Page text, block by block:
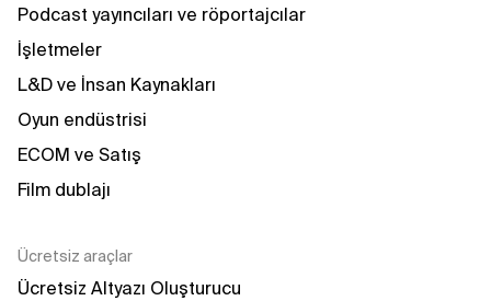
Podcast yayıncıları ve röportajcılar
İşletmeler
L&D ve İnsan Kaynakları
Oyun endüstrisi
ECOM ve Satış
Film dublajı
Ücretsiz araçlar
Ücretsiz Altyazı Oluşturucu